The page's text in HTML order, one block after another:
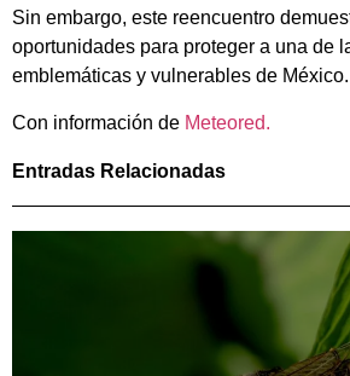
Sin embargo, este reencuentro
oportunidades para proteger a una de
emblemáticas y vulnerables de México.
Con información de Meteored.
Entradas Relacionadas